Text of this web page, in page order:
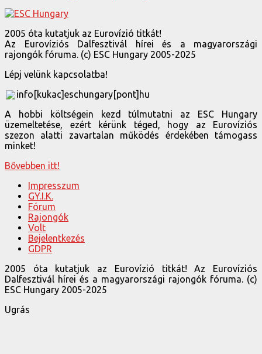
2005 óta kutatjuk az Eurovízió titkát!
Az Eurovíziós Dalfesztivál hírei és a magyarországi
rajongók fóruma. (c) ESC Hungary 2005-2025
Lépj velünk kapcsolatba!
info[kukac]eschungary[pont]hu
A hobbi költségein kezd túlmutatni az ESC Hungary
üzemeltetése, ezért kérünk téged, hogy az Eurovíziós
szezon alatti zavartalan működés érdekében támogass
minket!
Bővebben itt!
Impresszum
GY.I.K.
Fórum
Rajongók
Volt
Bejelentkezés
GDPR
2005 óta kutatjuk az Eurovízió titkát! Az Eurovíziós
Dalfesztivál hírei és a magyarországi rajongók fóruma. (c)
ESC Hungary 2005-2025
Ugrás